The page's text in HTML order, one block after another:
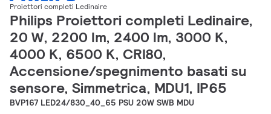
Proiettori completi Ledinaire
Philips Proiettori completi Ledinaire,
20 W, 2200 lm, 2400 lm, 3000 K,
4000 K, 6500 K, CRI80,
Accensione/spegnimento basati su
sensore, Simmetrica, MDU1, IP65
BVP167 LED24/830_40_65 PSU 20W SWB MDU